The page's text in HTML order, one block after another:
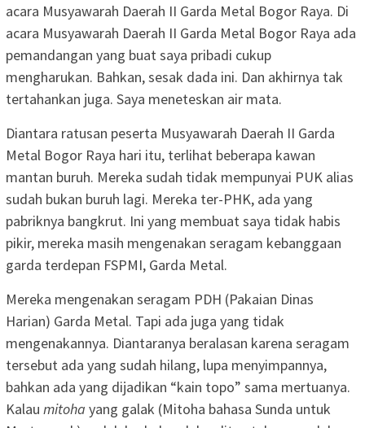
acara Musyawarah Daerah II Garda Metal Bogor Raya. Di
acara Musyawarah Daerah II Garda Metal Bogor Raya ada
pemandangan yang buat saya pribadi cukup
mengharukan. Bahkan, sesak dada ini. Dan akhirnya tak
tertahankan juga. Saya meneteskan air mata.
Diantara ratusan peserta Musyawarah Daerah II Garda
Metal Bogor Raya hari itu, terlihat beberapa kawan
mantan buruh. Mereka sudah tidak mempunyai PUK alias
sudah bukan buruh lagi. Mereka ter-PHK, ada yang
pabriknya bangkrut. Ini yang membuat saya tidak habis
pikir, mereka masih mengenakan seragam kebanggaan
garda terdepan FSPMI, Garda Metal.
Mereka mengenakan seragam PDH (Pakaian Dinas
Harian) Garda Metal. Tapi ada juga yang tidak
mengenakannya. Diantaranya beralasan karena seragam
tersebut ada yang sudah hilang, lupa menyimpannya,
bahkan ada yang dijadikan “kain topo” sama mertuanya.
Kalau mitoha yang galak (Mitoha bahasa Sunda untuk